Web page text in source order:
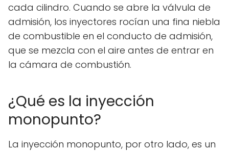
cada cilindro. Cuando se abre la válvula de
admisión, los inyectores rocían una fina niebla
de combustible en el conducto de admisión,
que se mezcla con el aire antes de entrar en
la cámara de combustión.
¿Qué es la inyección
monopunto?
La inyección monopunto, por otro lado, es un